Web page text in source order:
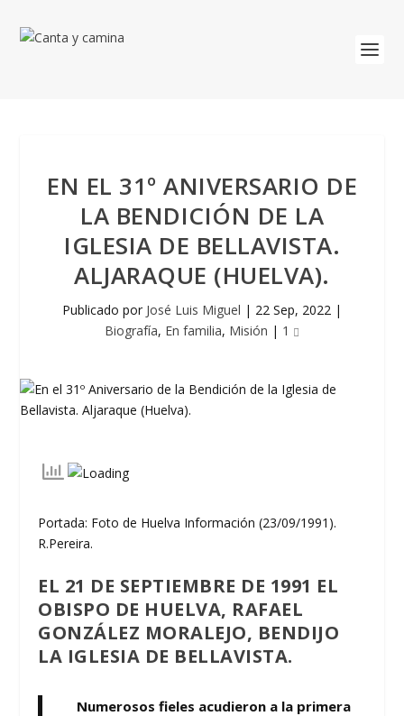
EN EL 31º ANIVERSARIO DE
LA BENDICIÓN DE LA
IGLESIA DE BELLAVISTA.
ALJARAQUE (HUELVA).
Publicado por José Luis Miguel | 22 Sep, 2022 |
Biografía, En familia, Misión | 1
Portada: Foto de Huelva Información (23/09/1991).
R.Pereira.
EL 21 DE SEPTIEMBRE DE 1991 EL
OBISPO DE HUELVA, RAFAEL
GONZÁLEZ MORALEJO, BENDIJO
LA IGLESIA DE BELLAVISTA.
Numerosos fieles acudieron a la primera